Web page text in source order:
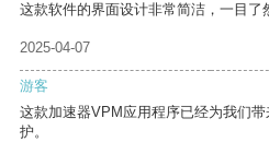
这款软件的界面设计非常简洁，一目了
2025-04-07
游客
这款加速器VPM应用程序已经为我们
护。